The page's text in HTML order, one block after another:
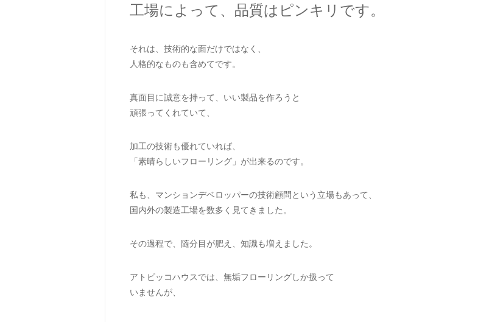
工場によって、品質はピンキリです。
それは、技術的な面だけではなく、
人格的なものも含めてです。
真面目に誠意を持って、いい製品を作ろうと
頑張ってくれていて、
加工の技術も優れていれば、
「素晴らしいフローリング」が出来るのです。
私も、マンションデベロッパーの技術顧問という立場もあって、
国内外の製造工場を数多く見てきました。
その過程で、随分目が肥え、知識も増えました。
アトピッコハウスでは、無垢フローリングしか扱って
いませんが、